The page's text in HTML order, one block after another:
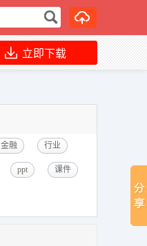
立即下载
金融 行业
ppt 课件